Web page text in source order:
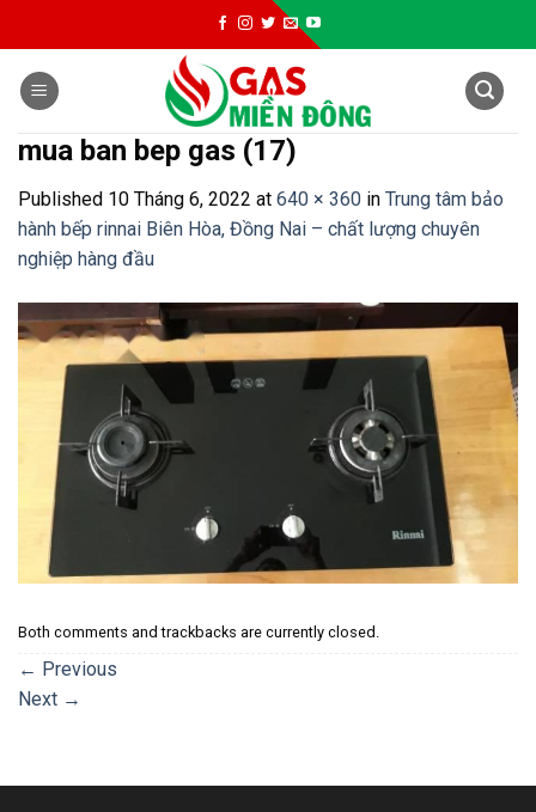
to
content
mua ban bep gas (17)
Published 10 Tháng 6, 2022 at 640 × 360 in Trung tâm bảo
hành bếp rinnai Biên Hòa, Đồng Nai – chất lượng chuyên
nghiệp hàng đầu
Both comments and trackbacks are currently closed.
← Previous
Next →